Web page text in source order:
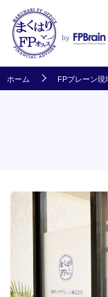
ホーム FPブレーン現